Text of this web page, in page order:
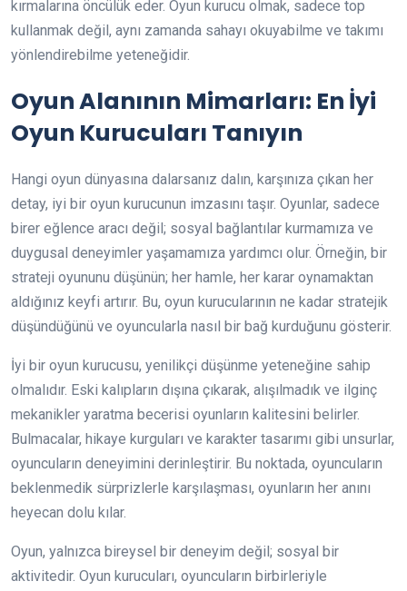
kırmalarına öncülük eder. Oyun kurucu olmak, sadece top
kullanmak değil, aynı zamanda sahayı okuyabilme ve takımı
yönlendirebilme yeteneğidir.
Oyun Alanının Mimarları: En İyi
Oyun Kurucuları Tanıyın
Hangi oyun dünyasına dalarsanız dalın, karşınıza çıkan her
detay, iyi bir oyun kurucunun imzasını taşır. Oyunlar, sadece
birer eğlence aracı değil; sosyal bağlantılar kurmamıza ve
duygusal deneyimler yaşamamıza yardımcı olur. Örneğin, bir
strateji oyununu düşünün; her hamle, her karar oynamaktan
aldığınız keyfi artırır. Bu, oyun kurucularının ne kadar stratejik
düşündüğünü ve oyuncularla nasıl bir bağ kurduğunu gösterir.
İyi bir oyun kurucusu, yenilikçi düşünme yeteneğine sahip
olmalıdır. Eski kalıpların dışına çıkarak, alışılmadık ve ilginç
mekanikler yaratma becerisi oyunların kalitesini belirler.
Bulmacalar, hikaye kurguları ve karakter tasarımı gibi unsurlar,
oyuncuların deneyimini derinleştirir. Bu noktada, oyuncuların
beklenmedik sürprizlerle karşılaşması, oyunların her anını
heyecan dolu kılar.
Oyun, yalnızca bireysel bir deneyim değil; sosyal bir
aktivitedir. Oyun kurucuları, oyuncuların birbirleriyle